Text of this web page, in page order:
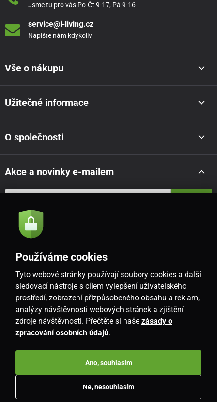
Jsme tu pro vás Po-Čt 9-17, Pá 9-16
service@i-living.cz
Napište nám kdykoliv
Vše o nákupu
Užitečné informace
O společnosti
Akce a novinky e-mailem
Souhlasím se
CZ
www.i-living.cz. Všechna práva vyhrazena.
Používáme cookies
Tyto webové stránky používají soubory cookies a další
sledovací nástroje s cílem vylepšení uživatelského
prostředí, zobrazení přizpůsobeného obsahu a reklam,
analýzy návštěvnosti webových stránek a zjištění
zdroje návštěvnosti. Přečtěte si naše zásady o
zpracování osobních údajů.
Ne, nesouhlasím
Ano, souhlasím